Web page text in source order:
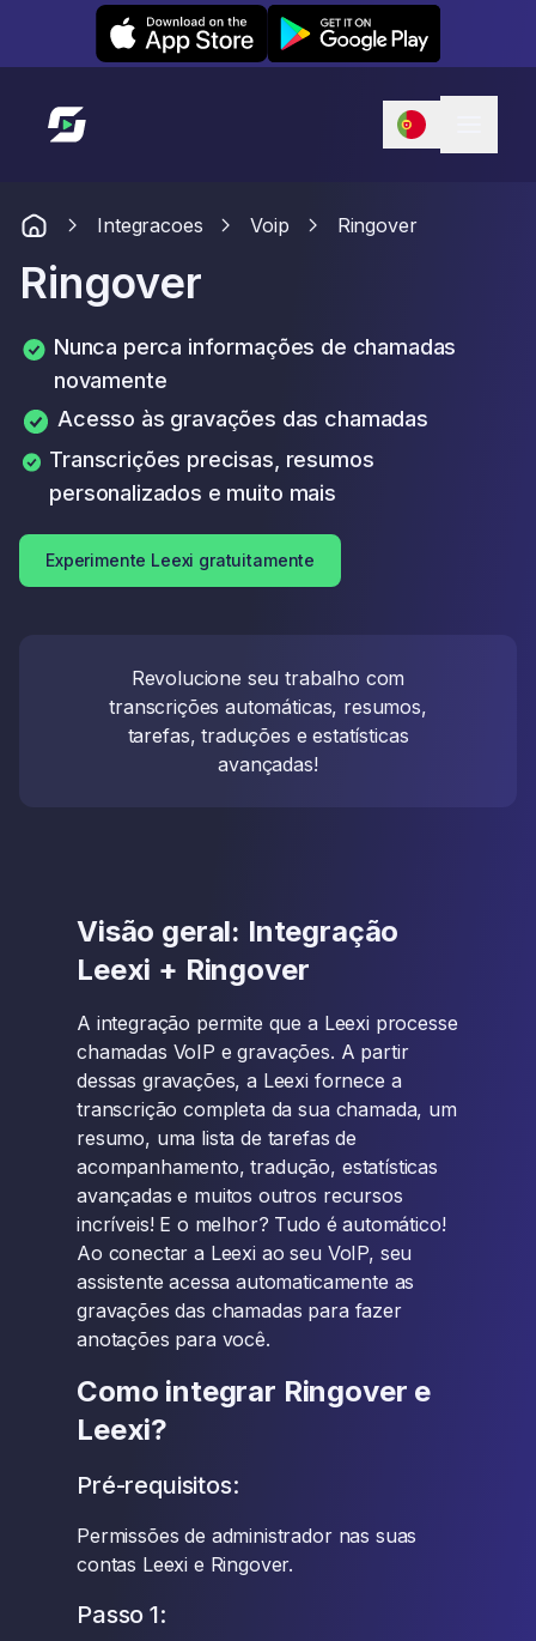
Leexi on iOS Leexi on Android
Link para a página inicial
Integracoes Voip Ringover
Ringover
Nunca perca informações de chamadas
novamente
Acesso às gravações das chamadas
Transcrições precisas, resumos
personalizados e muito mais
Experimente Leexi gratuitamente
Revolucione seu trabalho com
transcrições automáticas, resumos,
tarefas, traduções e estatísticas
avançadas!
Visão geral: Integração
Leexi + Ringover
A integração permite que a Leexi processe
chamadas VoIP e gravações. A partir
dessas gravações, a Leexi fornece a
transcrição completa da sua chamada, um
resumo, uma lista de tarefas de
acompanhamento, tradução, estatísticas
avançadas e muitos outros recursos
incríveis! E o melhor? Tudo é automático!
Ao conectar a Leexi ao seu VoIP, seu
assistente acessa automaticamente as
gravações das chamadas para fazer
anotações para você.
Como integrar Ringover e
Leexi?
Pré-requisitos:
Permissões de administrador nas suas
contas Leexi e Ringover.
Passo 1: